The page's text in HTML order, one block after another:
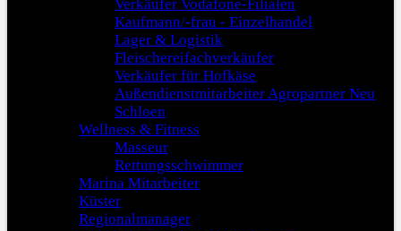
Verkäufer Vodafone-Filialen
Kaufmann/-frau - Einzelhandel
Lager & Logistik
Fleischereifachverkäufer
Verkäufer für Hofkäse
Außendienstmitarbeiter Agropartner Neu
Schloen
Wellness & Fitness
Masseur
Rettungsschwimmer
Marina Mitarbeiter
Küster
Regionalmanager